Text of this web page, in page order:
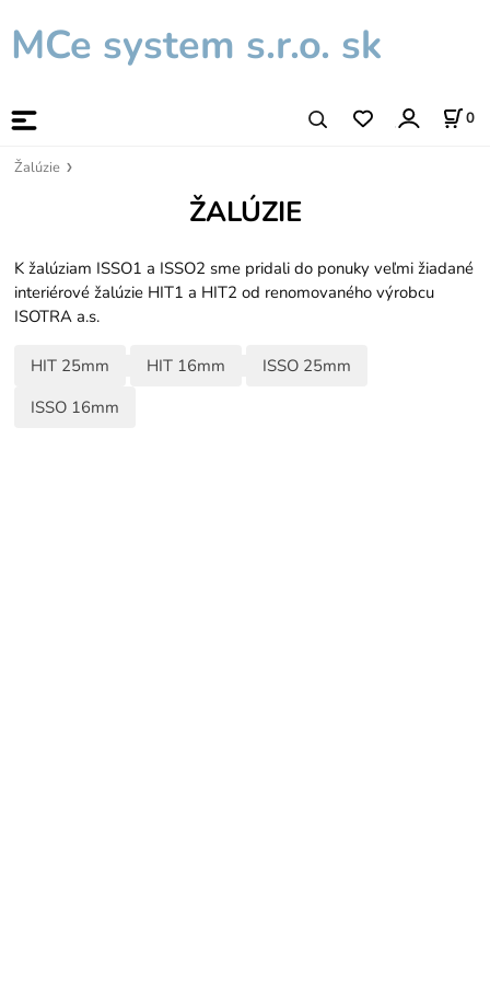
MCe system s.r.o. sk
0
Žalúzie
ŽALÚZIE
K žalúziam ISSO1 a ISSO2 sme pridali do ponuky veľmi žiadané
interiérové žalúzie HIT1 a HIT2 od renomovaného výrobcu
ISOTRA a.s.
HIT 25mm HIT 16mm
ISSO 25mm
ISSO 16mm